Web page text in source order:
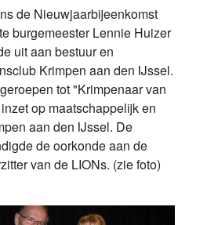
de Nieuwjaarbijeenkomst
burgemeester Lennie Huizer
uit aan bestuur en
Krimpen aan den IJssel.
tot "Krimpenaar van
op maatschappelijk en
aan den IJssel. De
de oorkonde aan de
van de LIONs. (zie foto)